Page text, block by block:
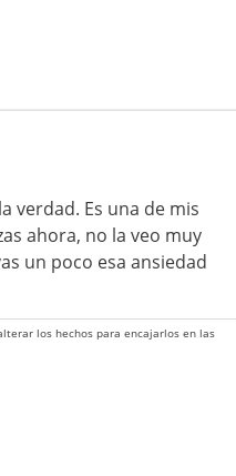
verdad. Es una de mis
ahora, no la veo muy
un poco esa ansiedad
los hechos para encajarlos en las